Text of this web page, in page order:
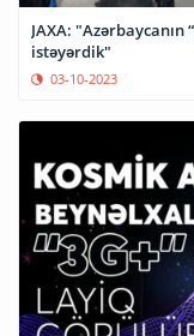
JAXA: "Azərbaycanın
istəyərdik"
03-10-2023